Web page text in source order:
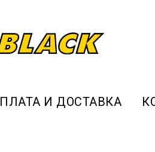
И ДОСТАВКА